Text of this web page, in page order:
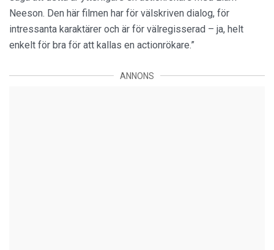
Neeson. Den här filmen har för välskriven dialog, för
intressanta karaktärer och är för välregisserad – ja, helt
enkelt för bra för att kallas en actionrökare.”
ANNONS